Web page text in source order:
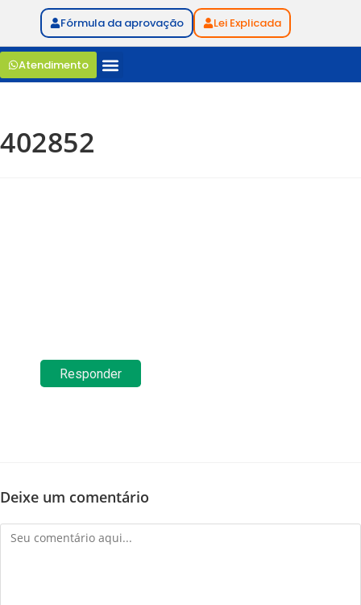
Fórmula da aprovação Lei Explicada
Atendimento
402852
Responder
Deixe um comentário